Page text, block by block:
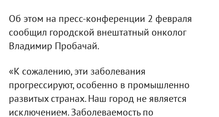
Об этом на пресс-конференции 2 февраля
сообщил городской внештатный онколог
Владимир Пробачай.
«К сожалению, эти заболевания
прогрессируют, особенно в промышленно
развитых странах. Наш город не является
исключением. Заболеваемость по